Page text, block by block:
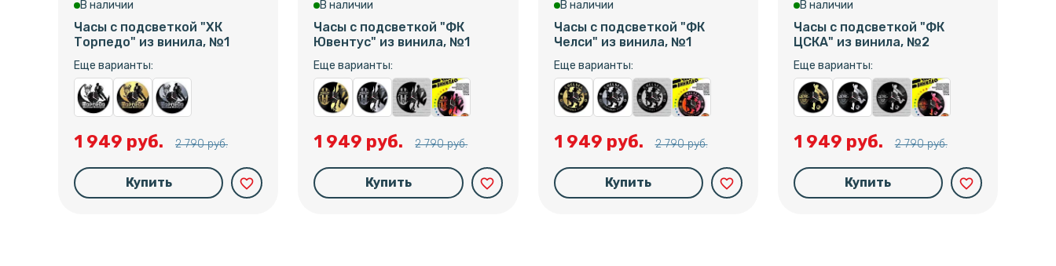
В наличии
Часы с подсветкой "ХК
Торпедо" из винила, №1
Еще варианты:
1 949 руб. 2 790 руб.
Купить favorite_border
В наличии
Часы с подсветкой "ФК
Ювентус" из винила, №1
Еще варианты:
1 949 руб. 2 790 руб.
Купить favorite_border
В наличии
Часы с подсветкой "ФК
Челси" из винила, №1
Еще варианты:
1 949 руб. 2 790 руб.
Купить favorite_border
В наличии
Часы с подсветкой "ФК
ЦСКА" из винила, №2
Еще варианты:
1 949 руб. 2 790 руб.
Купить favorite_border